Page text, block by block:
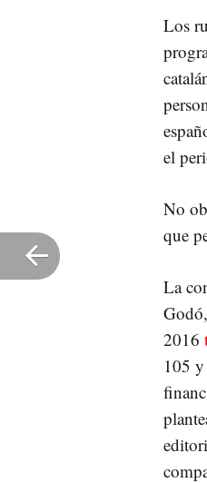
Los
el
No
que
La
2016
105